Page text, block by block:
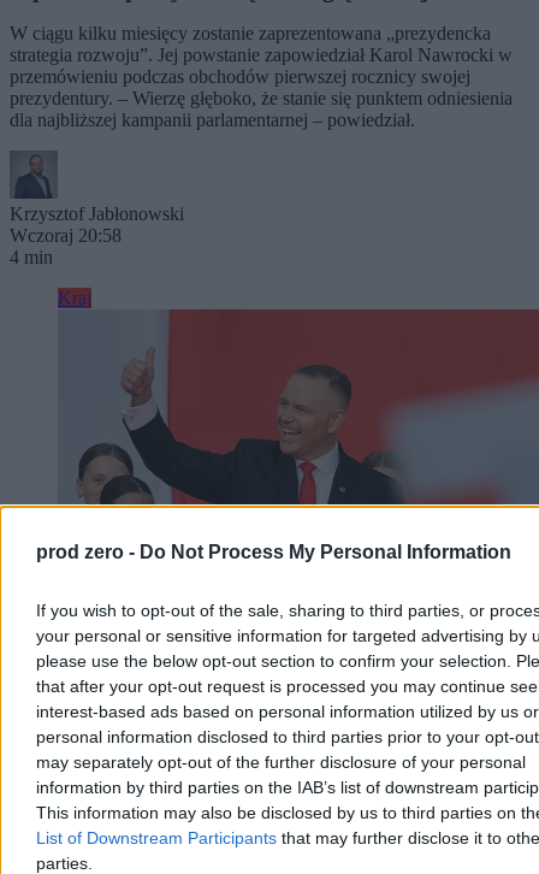
prod zero - Do Not Process My Personal Information
If you wish to opt-out of the sale, sharing to third parties, or
your personal or sensitive information for targeted advertising by
please use the below opt-out section to confirm your selection.
that after your opt-out request is processed you may continue
interest-based ads based on personal information utilized by us or
personal information disclosed to third parties prior to your opt-
may separately opt-out of the further disclosure of your personal
information by third parties on the IAB’s list of downstream
This information may also be disclosed by us to third parties on
List of Downstream Participants that may further disclose it to
parties.
W ciągu kilku miesięcy zostanie zaprezentowana „prezydencka
strategia rozwoju”. Jej powstanie zapowiedział Karol Nawrocki w
przemówieniu podczas obchodów pierwszej rocznicy swojej
prezydentury. – Wierzę głęboko, że stanie się punktem odniesienia
dla najbliższej kampanii parlamentarnej – powiedział.
Krzysztof Jabłonowski
Wczoraj 20:58
4 min
Kraj
Nawrocki podsumowuje pierwszy rok kadencji.
„Chcę, byście mnie oceniali”
– Bardzo się cieszę, że w rok od zaprzysiężenia jesteście ze swoim
prezydentem w naszym wspólnym domu. Wy zdecydowaliście o
tym, że mam być waszym głosem w Pałacu Prezydenckim –
powiedział Karol Nawrocki podczas obchodów rocznicy jego
zaprzysiężenia na stanowisko prezydenta RP. W trackie wystąpienia
zapowiedział, że w ciągu kilku miesięcy będzie przedstawiona